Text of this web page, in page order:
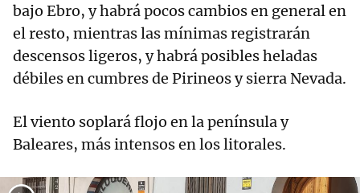
bajo Ebro, y habrá pocos cambios en general en
el resto, mientras las mínimas registrarán
descensos ligeros, y habrá posibles heladas
débiles en cumbres de Pirineos y sierra Nevada.
El viento soplará flojo en la península y
Baleares, más intensos en los litorales.